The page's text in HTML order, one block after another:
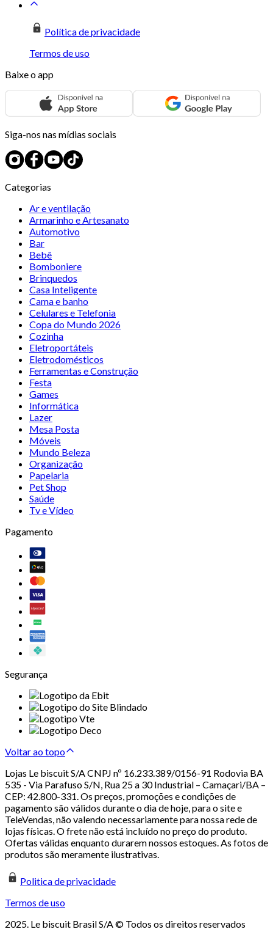
Política de privacidade
Termos de uso
Baixe o app
Siga-nos nas mídias sociais
Categorias
Ar e ventilação
Armarinho e Artesanato
Automotivo
Bar
Bebê
Bomboniere
Brinquedos
Casa Inteligente
Cama e banho
Celulares e Telefonia
Copa do Mundo 2026
Cozinha
Eletroportáteis
Eletrodomésticos
Ferramentas e Construção
Festa
Games
Informática
Lazer
Mesa Posta
Móveis
Mundo Beleza
Organização
Papelaria
Pet Shop
Saúde
Tv e Vídeo
Pagamento
Segurança
Voltar ao topo
Lojas Le biscuit S/A CNPJ nº 16.233.389/0156-91 Rodovia BA
535 - Via Parafuso S/N, Rua 25 a 30 Industrial – Camaçari/BA –
CEP: 42.800-331. Os preços, promoções e condições de
pagamento são válidos durante o dia de hoje, para o site e
TeleVendas, não valendo necessariamente para nossa rede de
lojas físicas. O frete não está incluído no preço do produto.
Ofertas válidas enquanto durarem nossos estoques. As fotos de
produtos são meramente ilustrativas.
Politica de privacidade
Termos de uso
2025. Le biscuit Brasil S/A © Todos os direitos reservados